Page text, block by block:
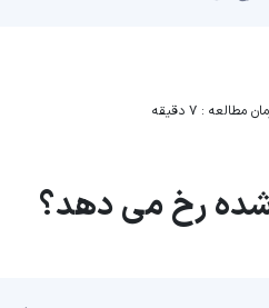
مطالعه :۷ دقیقه
شده رخ می دهد؟